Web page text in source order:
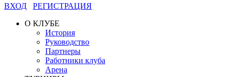
ВХОД
РЕГИСТРАЦИЯ
О КЛУБЕ
История
Руководство
Партнеры
Работники клуба
Арена